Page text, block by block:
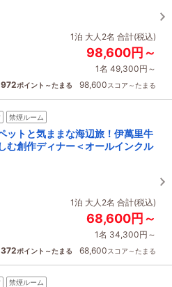
1泊 大人2名 合計(税込)
98,600円～
1名 49,300円～
ポイント～たまる 98,600スコア～たまる
禁煙ルーム
ットと気ままな海辺旅！伊萬里牛
む創作ディナー＜オールインクル
1泊 大人2名 合計(税込)
68,600円～
1名 34,300円～
ポイント～たまる 68,600スコア～たまる
禁煙ルーム